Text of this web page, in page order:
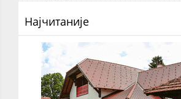
Најчитаније